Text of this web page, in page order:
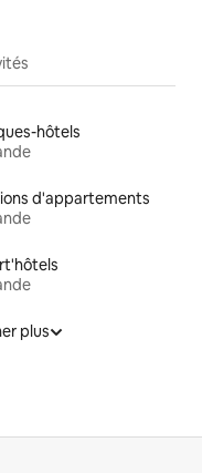
hôtels
d'appartements
plus